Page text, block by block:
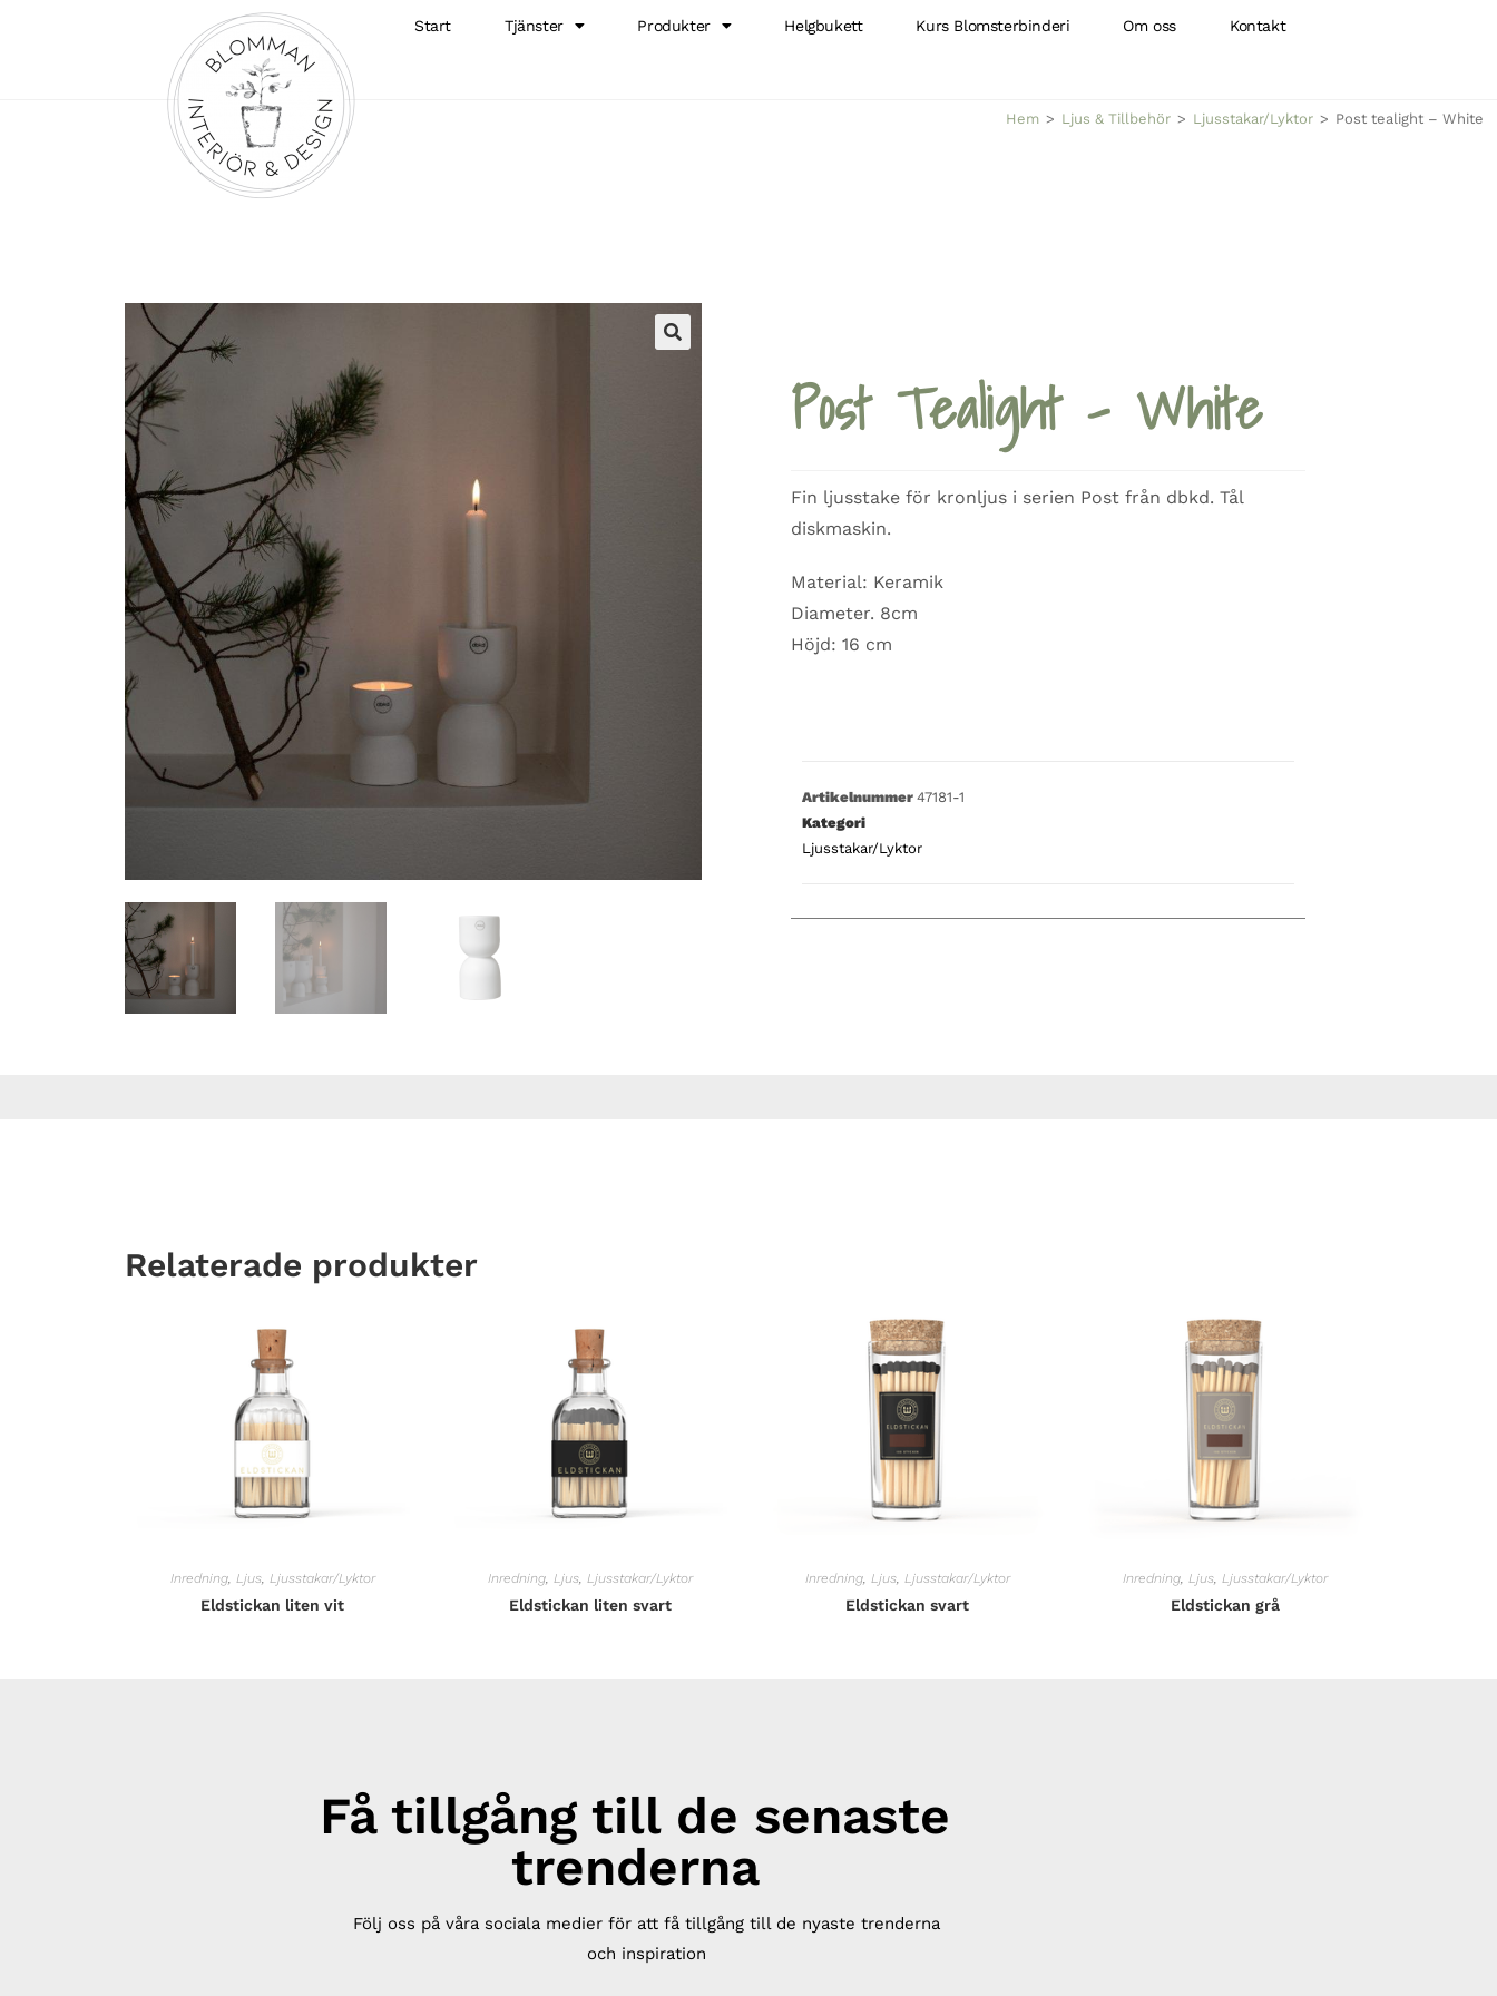
Start Tjänster Produkter Helgbukett Kurs Blomsterbinderi Om oss Kontakt
Hem > Ljus & Tillbehör > Ljusstakar/Lyktor > Post tealight – White
Post Tealight – White
Fin ljusstake för kronljus i serien Post från dbkd. Tål
diskmaskin.
Material: Keramik
Diameter. 8cm
Höjd: 16 cm
Artikelnummer 47181-1
Kategori
Ljusstakar/Lyktor
Relaterade produkter
Inredning, Ljus, Ljusstakar/Lyktor
Eldstickan liten vit
Inredning, Ljus, Ljusstakar/Lyktor
Eldstickan liten svart
Inredning, Ljus, Ljusstakar/Lyktor
Eldstickan svart
Inredning, Ljus, Ljusstakar/Lyktor
Eldstickan grå
Få tillgång till de senaste
trenderna
Följ oss på våra sociala medier för att få tillgång till de nyaste trenderna
och inspiration